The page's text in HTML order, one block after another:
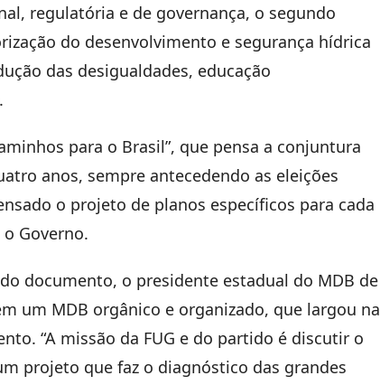
regulatória e de governança, o segundo
do desenvolvimento e segurança hídrica
das desigualdades, educação
para o Brasil”, que pensa a conjuntura
anos, sempre antecedendo as eleições
o projeto de planos específicos para cada
Governo.
documento, o presidente estadual do MDB de
um MDB orgânico e organizado, que largou na
“A missão da FUG e do partido é discutir o
projeto que faz o diagnóstico das grandes